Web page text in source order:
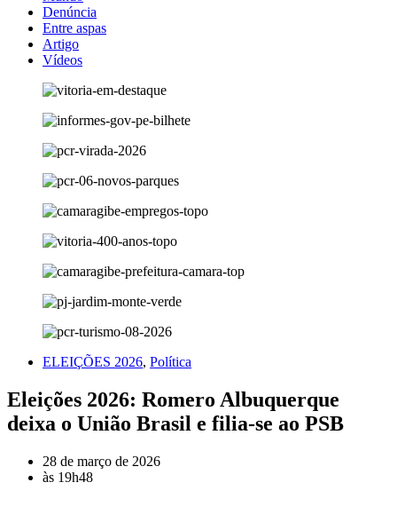
Denúncia
Entre aspas
Artigo
Vídeos
ELEIÇÕES 2026, Política
Eleições 2026: Romero Albuquerque
deixa o União Brasil e filia-se ao PSB
28 de março de 2026
às 19h48